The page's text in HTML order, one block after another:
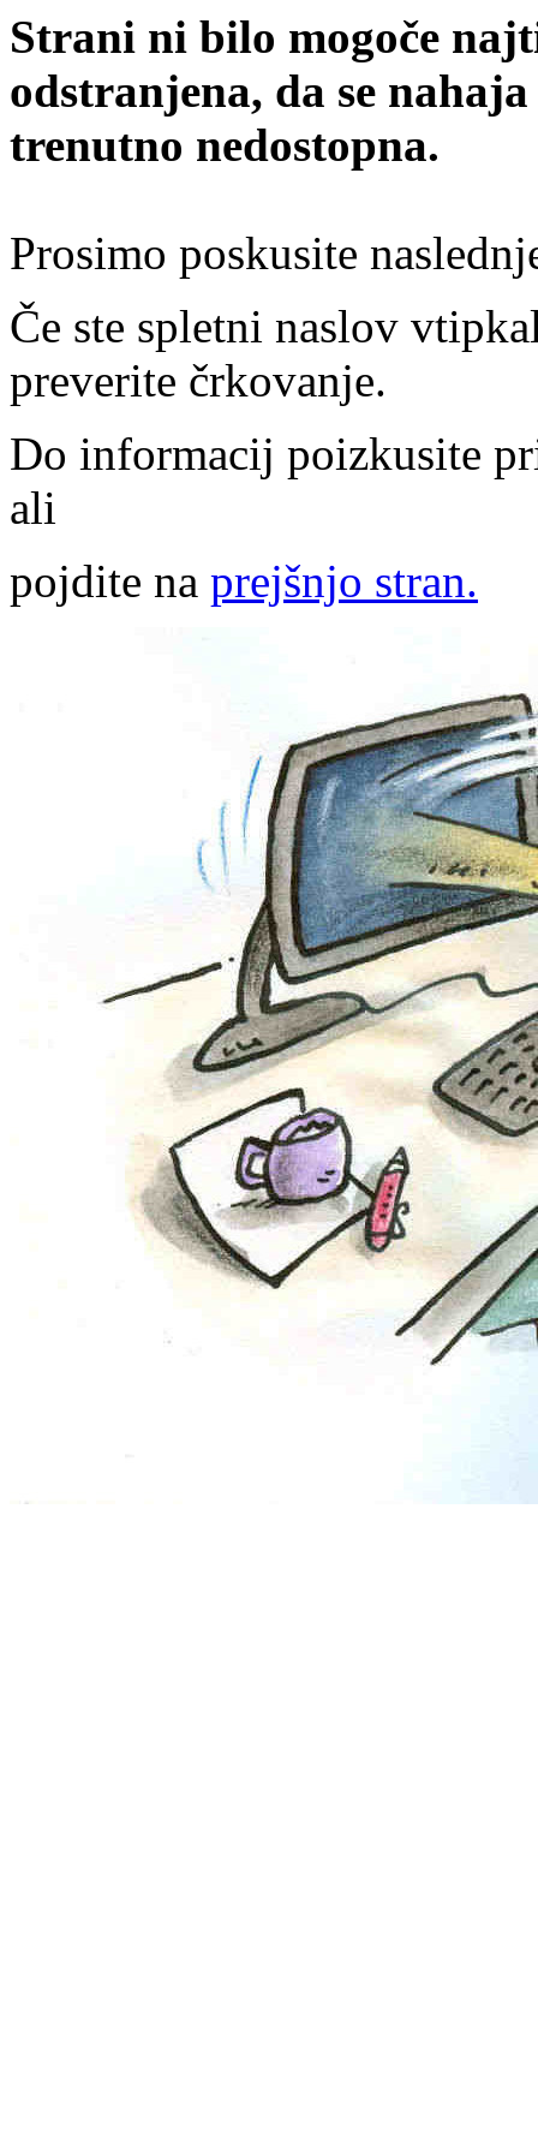
Strani ni bilo mogoče
odstranjena, da se
trenutno nedostopna.
Prosimo poskusite
Če ste spletni naslov
preverite črkovanje.
Do informacij poizkusite
ali
pojdite na prejšnjo stran.